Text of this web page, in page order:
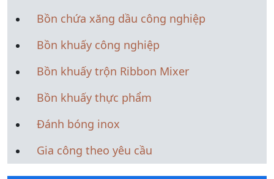
Bồn chứa xăng dầu công nghiệp
Bồn khuấy công nghiệp
Bồn khuấy trộn Ribbon Mixer
Bồn khuấy thực phẩm
Đánh bóng inox
Gia công theo yêu cầu